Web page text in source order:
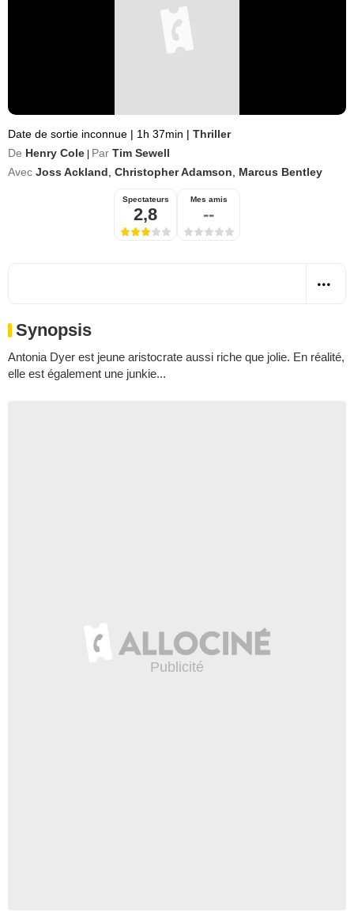
Date de sortie inconnue | 1h 37min | Thriller
De Henry Cole Par Tim Sewell
Avec Joss Ackland Christopher Adamson Marcus Bentley
Spectateurs
2,8
Mes amis
--
Synopsis
Antonia Dyer est jeune aristocrate aussi riche que jolie. En réalité,
elle est également une junkie...